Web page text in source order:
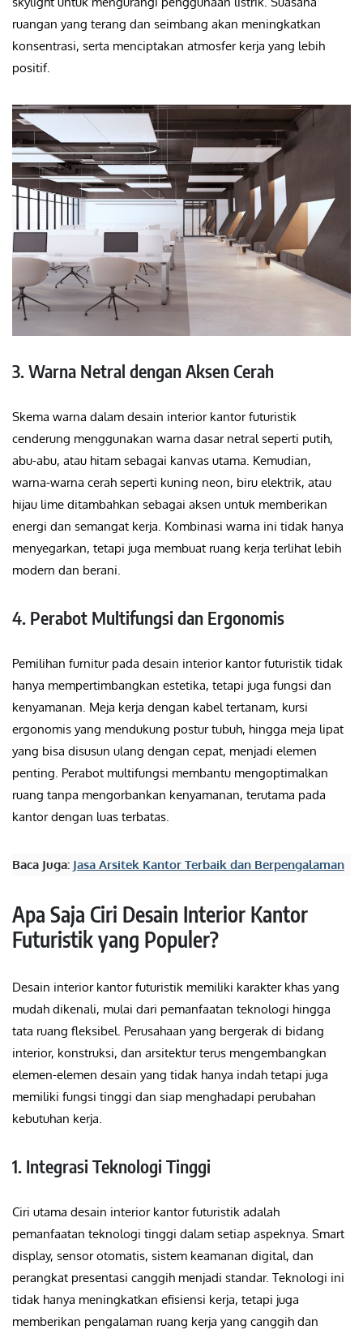
ruangan yang terang dan seimbang akan meningkatkan
konsentrasi, serta menciptakan atmosfer kerja yang lebih
positif.
3. Warna Netral dengan Aksen Cerah
Skema warna dalam desain interior kantor futuristik
cenderung menggunakan warna dasar netral seperti putih,
abu-abu, atau hitam sebagai kanvas utama. Kemudian,
warna-warna cerah seperti kuning neon, biru elektrik, atau
hijau lime ditambahkan sebagai aksen untuk memberikan
energi dan semangat kerja. Kombinasi warna ini tidak hanya
menyegarkan, tetapi juga membuat ruang kerja terlihat lebih
modern dan berani.
4. Perabot Multifungsi dan Ergonomis
Pemilihan furnitur pada desain interior kantor futuristik tidak
hanya mempertimbangkan estetika, tetapi juga fungsi dan
kenyamanan. Meja kerja dengan kabel tertanam, kursi
ergonomis yang mendukung postur tubuh, hingga meja lipat
yang bisa disusun ulang dengan cepat, menjadi elemen
penting. Perabot multifungsi membantu mengoptimalkan
ruang tanpa mengorbankan kenyamanan, terutama pada
kantor dengan luas terbatas.
Baca Juga: Jasa Arsitek Kantor Terbaik dan Berpengalaman
Apa Saja Ciri Desain Interior Kantor
Futuristik yang Populer?
Desain interior kantor futuristik memiliki karakter khas yang
mudah dikenali, mulai dari pemanfaatan teknologi hingga
tata ruang fleksibel. Perusahaan yang bergerak di bidang
interior, konstruksi, dan arsitektur terus mengembangkan
elemen-elemen desain yang tidak hanya indah tetapi juga
memiliki fungsi tinggi dan siap menghadapi perubahan
kebutuhan kerja.
1. Integrasi Teknologi Tinggi
Ciri utama desain interior kantor futuristik adalah
pemanfaatan teknologi tinggi dalam setiap aspeknya. Smart
display, sensor otomatis, sistem keamanan digital, dan
perangkat presentasi canggih menjadi standar. Teknologi ini
tidak hanya meningkatkan efisiensi kerja, tetapi juga
memberikan pengalaman ruang kerja yang canggih dan